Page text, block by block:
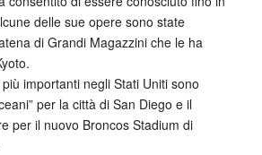
delle sue opere sono state
di Grandi Magazzini che le ha
importanti negli Stati Uniti sono
per la città di San Diego e il
per il nuovo Broncos Stadium di